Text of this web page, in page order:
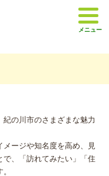
メニュー
の川市のさまざまな魅力
ージや知名度を高め、見
で、「訪れてみたい」「住